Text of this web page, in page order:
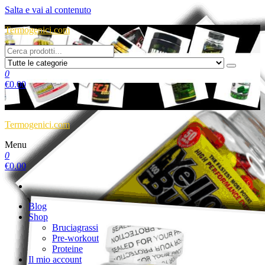
Salta e vai al contenuto
Termogenici.com
0
€0.00
Termogenici.com
Menu
0
€0.00
Blog
Shop
Bruciagrassi
Pre-workout
Proteine
Il mio account